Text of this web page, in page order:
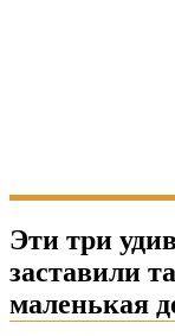
Эти три
заставили
маленькая